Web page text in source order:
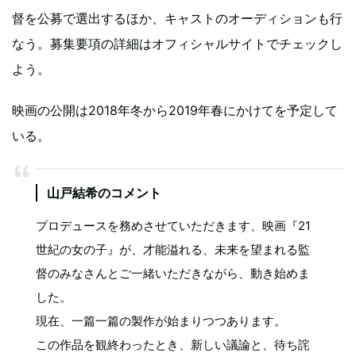
督を公募で選出するほか、キャストのオーディションも行
なう。募集要項の詳細はオフィシャルサイトでチェックし
よう。
映画の公開は2018年冬から2019年春にかけてを予定して
いる。
山戸結希のコメント
プロデュースを務めさせていただきます、映画『21
世紀の女の子』が、才能溢れる、未来を望まれる監
督のみなさんとご一緒いただきながら、動き始めま
した。
現在、一篇一篇の製作が始まりつつあります。
この作品を観終わったとき、新しい議論と、待ち詫